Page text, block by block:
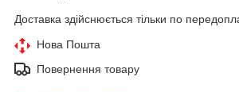
Доставка здійснюється тільки по
Нова Пошта
Повернення товару